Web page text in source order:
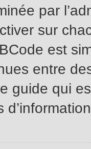
par
sur
est
entre
guide qui